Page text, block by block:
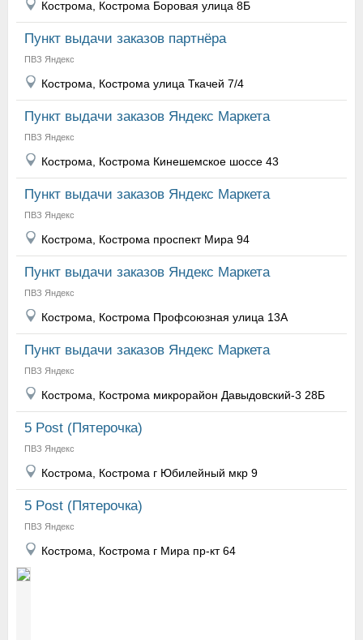
Кострома, Кострома Боровая улица 8Б
Пункт выдачи заказов партнёра
ПВЗ Яндекс
Кострома, Кострома улица Ткачей 7/4
Пункт выдачи заказов Яндекс Маркета
ПВЗ Яндекс
Кострома, Кострома Кинешемское шоссе 43
Пункт выдачи заказов Яндекс Маркета
ПВЗ Яндекс
Кострома, Кострома проспект Мира 94
Пункт выдачи заказов Яндекс Маркета
ПВЗ Яндекс
Кострома, Кострома Профсоюзная улица 13А
Пункт выдачи заказов Яндекс Маркета
ПВЗ Яндекс
Кострома, Кострома микрорайон Давыдовский-3 28Б
5 Post (Пятерочка)
ПВЗ Яндекс
Кострома, Кострома г Юбилейный мкр 9
5 Post (Пятерочка)
ПВЗ Яндекс
Кострома, Кострома г Мира пр-кт 64